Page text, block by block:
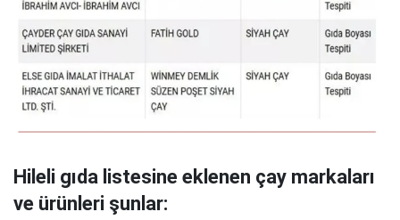
Hileli gıda listesine eklenen çay markaları
ve ürünleri şunlar: